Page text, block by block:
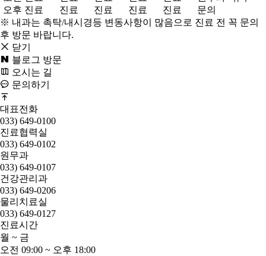
문의
오후 진료 진료 진료 진료
진료
※ 내과는 촉탁/내시경등 변동사항이 많음으로 진료 전 꼭 문의
후 방문 바랍니다.
닫기
블로그 방문
오시는 길
문의하기
대표전화
033) 649-0100
진료협력실
033) 649-0102
원무과
033) 649-0107
건강관리과
033) 649-0206
물리치료실
033) 649-0127
진료시간
월 ~ 금
오전 09:00 ~ 오후 18:00